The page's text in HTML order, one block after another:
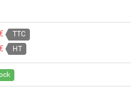
TTC
HT